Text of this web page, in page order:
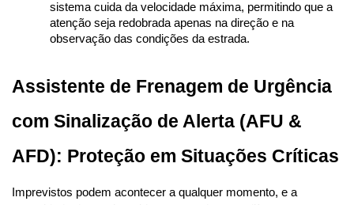
sistema cuida da velocidade máxima, permitindo que a
atenção seja redobrada apenas na direção e na
observação das condições da estrada.
Assistente de Frenagem de Urgência
com Sinalização de Alerta (AFU &
AFD): Proteção em Situações Críticas
Imprevistos podem acontecer a qualquer momento, e a